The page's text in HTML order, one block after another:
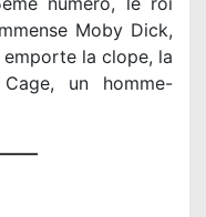
Moby Dick,
emporte la clope, la
un homme-